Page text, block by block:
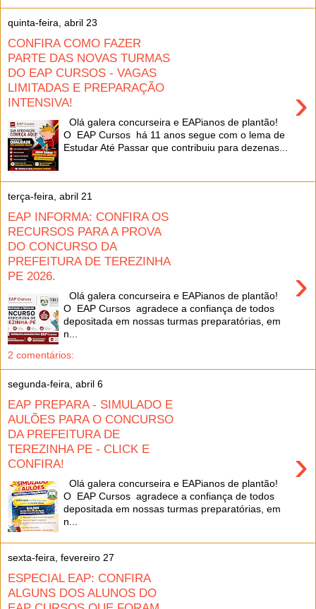
quinta-feira, abril 23
CONFIRA COMO FAZER
PARTE DAS NOVAS TURMAS
DO EAP CURSOS - VAGAS
LIMITADAS E PREPARAÇÃO
INTENSIVA!
›
Olá galera concurseira e EAPianos de plantão!
O EAP Cursos há 11 anos segue com o lema de
Estudar Até Passar que contribuiu para dezenas...
terça-feira, abril 21
EAP INFORMA: CONFIRA OS
RECURSOS PARA A PROVA
DO CONCURSO DA
PREFEITURA DE TEREZINHA
PE 2026.
›
Olá galera concurseira e EAPianos de plantão!
O EAP Cursos agradece a confiança de todos
depositada em nossas turmas preparatórias, em
n...
2 comentários:
segunda-feira, abril 6
EAP PREPARA - SIMULADO E
AULÕES PARA O CONCURSO
DA PREFEITURA DE
TEREZINHA PE - CLICK E
CONFIRA!
›
Olá galera concurseira e EAPianos de plantão!
O EAP Cursos agradece a confiança de todos
depositada em nossas turmas preparatórias, em
n...
sexta-feira, fevereiro 27
ESPECIAL EAP: CONFIRA
ALGUNS DOS ALUNOS DO